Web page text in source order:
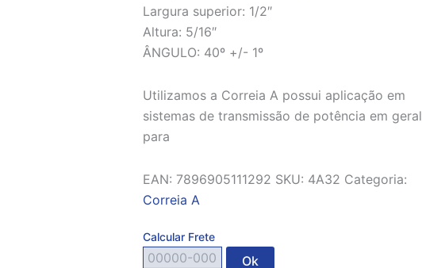
Largura superior: 1/2″
Altura: 5/16″
ÂNGULO: 40º +/- 1º
Utilizamos a Correia A possui aplicação em
sistemas de transmissão de potência em geral
para
EAN: 7896905111292 SKU: 4A32 Categoria:
Correia A
Calcular Frete
Ok